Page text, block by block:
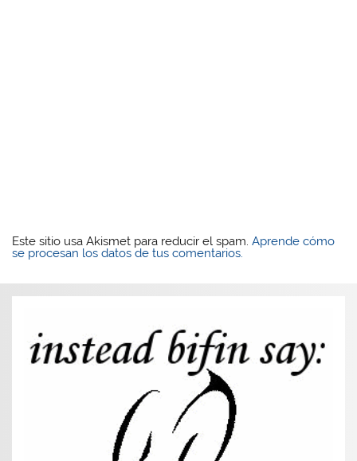
Este sitio usa Akismet para reducir el spam.Aprende cómo
se procesan los datos de tus comentarios.